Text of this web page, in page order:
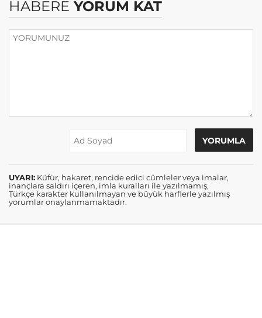
HABERE YORUM KAT
UYARI: Küfür, hakaret, rencide edici cümleler veya imalar,
inançlara saldırı içeren, imla kuralları ile yazılmamış,
Türkçe karakter kullanılmayan ve büyük harflerle yazılmış
yorumlar onaylanmamaktadır.